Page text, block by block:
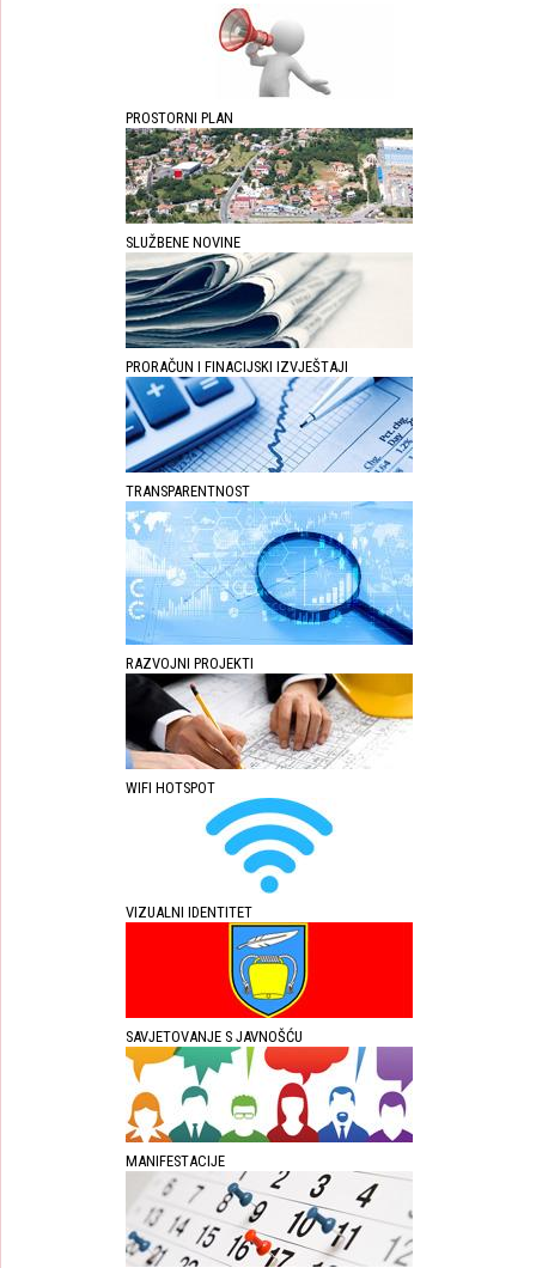
PROSTORNI PLAN
SLUŽBENE NOVINE
PRORAČUN I FINACIJSKI IZVJEŠTAJI
TRANSPARENTNOST
RAZVOJNI PROJEKTI
WIFI HOTSPOT
VIZUALNI IDENTITET
SAVJETOVANJE S JAVNOŠĆU
MANIFESTACIJE